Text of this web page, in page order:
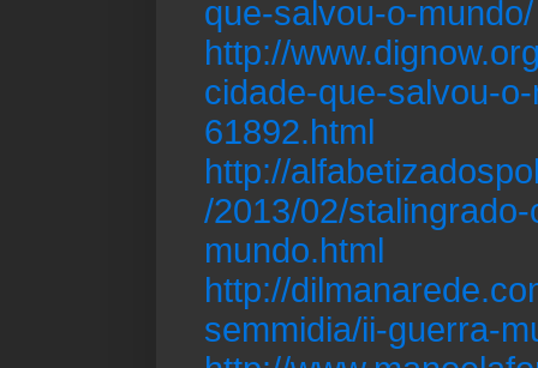
que-salvou-o-mundo/
http://
cidade-que-salvou-
61892.html
http://
/2013/02/
mundo.html
http://
semmidia/ii-guerra-